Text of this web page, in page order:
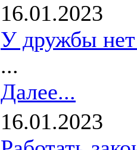
16.01.2023
У дружбы нет
...
Далее...
16.01.2023